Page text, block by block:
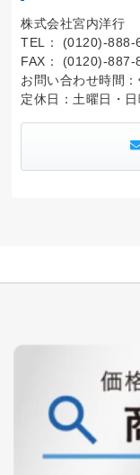
株式会社宮内洋行
TEL： (0120)-888-
FAX： (0120)-887-
お問い合わせ時間
定休日：土曜日・